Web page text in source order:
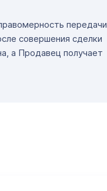
передачи
совершения сделки
а Продавец получает